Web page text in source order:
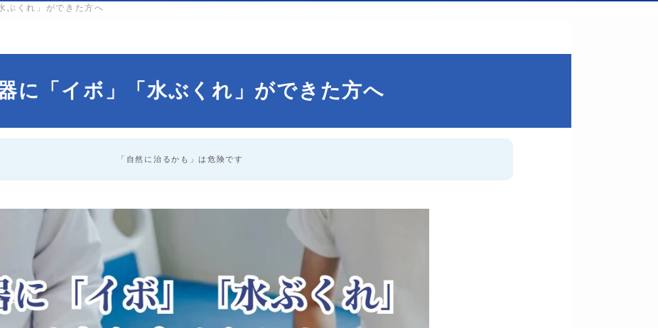
ぶくれ」ができた方へ
に「イボ」「水ぶくれ」ができた方へ
「自然に治るかも」は危険です